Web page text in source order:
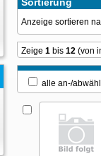
Anzeige sortieren
Zeige 1 bis 12 (von
alle an-/